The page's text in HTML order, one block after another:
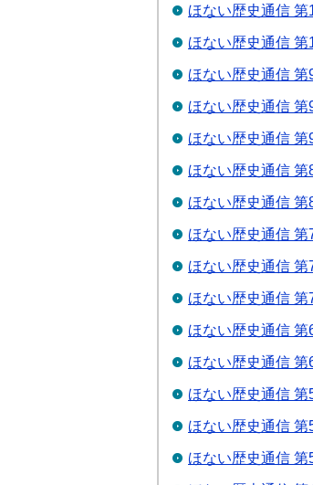
ほない歴史通信 第
ほない歴史通信 第
ほない歴史通信 第
ほない歴史通信 第
ほない歴史通信 第
ほない歴史通信 第
ほない歴史通信 第
ほない歴史通信 第
ほない歴史通信 第
ほない歴史通信 第
ほない歴史通信 第
ほない歴史通信 第
ほない歴史通信 第
ほない歴史通信 第
ほない歴史通信 第